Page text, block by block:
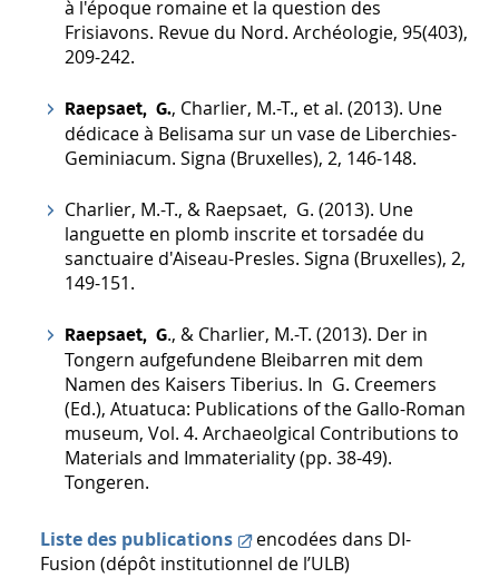
à l'époque romaine et la question des
Frisiavons. Revue du Nord. Archéologie, 95(403),
209-242.
Raepsaet, G., Charlier, M.-T., et al. (2013). Une
dédicace à Belisama sur un vase de Liberchies-
Geminiacum. Signa (Bruxelles), 2, 146-148.
Charlier, M.-T., & Raepsaet, G. (2013). Une
languette en plomb inscrite et torsadée du
sanctuaire d'Aiseau-Presles. Signa (Bruxelles), 2,
149-151.
Raepsaet, G., & Charlier, M.-T. (2013). Der in
Tongern aufgefundene Bleibarren mit dem
Namen des Kaisers Tiberius. In G. Creemers
(Ed.), Atuatuca: Publications of the Gallo-Roman
museum, Vol. 4. Archaeolgical Contributions to
Materials and Immateriality (pp. 38-49).
Tongeren.
Liste des publications
encodées dans DI-
Fusion (dépôt institutionnel de l’ULB)